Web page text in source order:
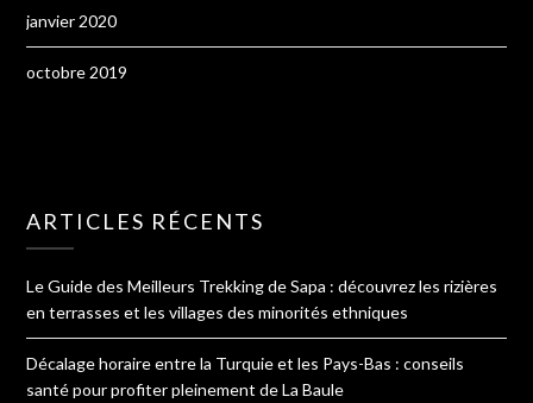
janvier 2020
octobre 2019
ARTICLES RÉCENTS
Le Guide des Meilleurs Trekking de Sapa : découvrez les rizières
en terrasses et les villages des minorités ethniques
Décalage horaire entre la Turquie et les Pays-Bas : conseils
santé pour profiter pleinement de La Baule